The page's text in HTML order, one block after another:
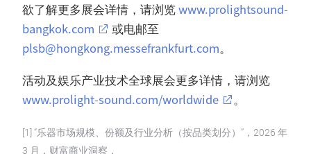
欲了解更多展会详情，请浏览 www.prolightsound-
bangkok.com
或电邮至
plsb@hongkong.messefrankfurt.com。
活动及娱乐产业技术全球展会更多详情，请浏览
www.prolight-sound.com/worldwide 。
[1] “乐器市场规模、份额及行业分析（按品类划分）”，2026 年
3 月，财富商业洞察，